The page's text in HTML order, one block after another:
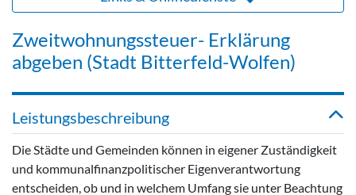
Zweitwohnungssteuer- Erklärung
abgeben (Stadt Bitterfeld-Wolfen)
Leistungsbeschreibung
Die Städte und Gemeinden können in eigener Zuständigkeit
und kommunalfinanzpolitischer Eigenverantwortung
entscheiden, ob und in welchem Umfang sie unter Beachtung